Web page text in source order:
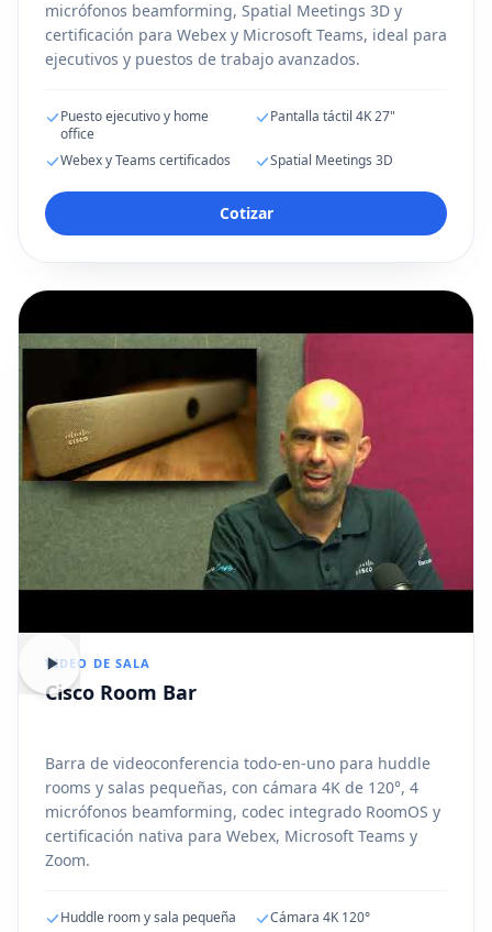
micrófonos beamforming, Spatial Meetings 3D y
certificación para Webex y Microsoft Teams, ideal para
ejecutivos y puestos de trabajo avanzados.
Puesto ejecutivo y home
office
Pantalla táctil 4K 27"
Webex y Teams certificados Spatial Meetings 3D
Cotizar
VIDEO DE SALA
Cisco Room Bar
Barra de videoconferencia todo-en-uno para huddle
rooms y salas pequeñas, con cámara 4K de 120°, 4
micrófonos beamforming, codec integrado RoomOS y
certificación nativa para Webex, Microsoft Teams y
Zoom.
Huddle room y sala pequeña
Cámara 4K 120°